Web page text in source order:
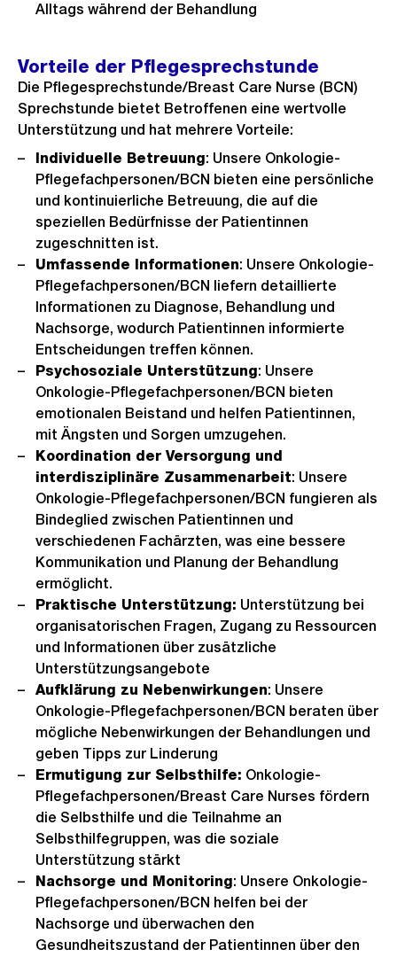
Alltags während der Behandlung
Vorteile der Pflegesprechstunde
Die Pflegesprechstunde/Breast Care Nurse (BCN)
Sprechstunde bietet Betroffenen eine wertvolle
Unterstützung und hat mehrere Vorteile:
Individuelle Betreuung: Unsere Onkologie-
Pflegefachpersonen/BCN bieten eine persönliche
und kontinuierliche Betreuung, die auf die
speziellen Bedürfnisse der Patientinnen
zugeschnitten ist.
Umfassende Informationen: Unsere Onkologie-
Pflegefachpersonen/BCN liefern detaillierte
Informationen zu Diagnose, Behandlung und
Nachsorge, wodurch Patientinnen informierte
Entscheidungen treffen können.
Psychosoziale Unterstützung: Unsere
Onkologie-Pflegefachpersonen/BCN bieten
emotionalen Beistand und helfen Patientinnen,
mit Ängsten und Sorgen umzugehen.
Koordination der Versorgung und
interdisziplinäre Zusammenarbeit: Unsere
Onkologie-Pflegefachpersonen/BCN fungieren als
Bindeglied zwischen Patientinnen und
verschiedenen Fachärzten, was eine bessere
Kommunikation und Planung der Behandlung
ermöglicht.
Praktische Unterstützung: Unterstützung bei
organisatorischen Fragen, Zugang zu Ressourcen
und Informationen über zusätzliche
Unterstützungsangebote
Aufklärung zu Nebenwirkungen: Unsere
Onkologie-Pflegefachpersonen/BCN beraten über
mögliche Nebenwirkungen der Behandlungen und
geben Tipps zur Linderung
Ermutigung zur Selbsthilfe: Onkologie-
Pflegefachpersonen/Breast Care Nurses fördern
die Selbsthilfe und die Teilnahme an
Selbsthilfegruppen, was die soziale
Unterstützung stärkt
Nachsorge und Monitoring: Unsere Onkologie-
Pflegefachpersonen/BCN helfen bei der
Nachsorge und überwachen den
Gesundheitszustand der Patientinnen über den